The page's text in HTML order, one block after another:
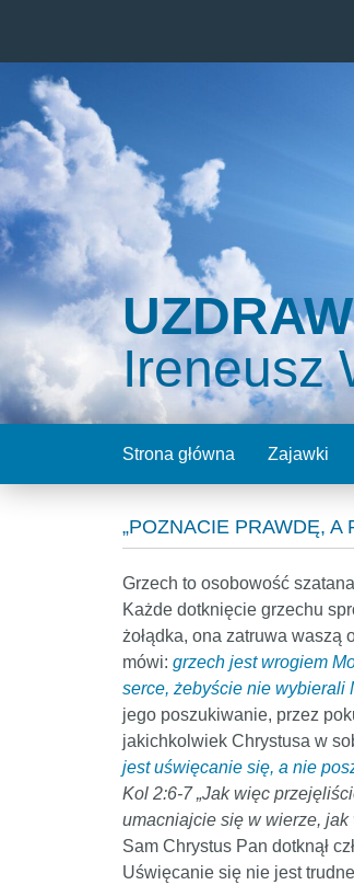
Ireneusz
Strona główna Zajawki
„POZNACIE PRAWDĘ, A
Grzech to osobowość
Każde dotknięcie grzechu
żołądka, ona zatruwa
mówi: grzech jest wrogiem
serce, żebyście nie wybierali
jego poszukiwanie, przez
jakichkolwiek Chrystusa w
jest uświęcanie się, a nie
Kol 2:6-7 „Jak więc
umacniajcie się w wierze, jak
Sam Chrystus Pan dotknął
Uświęcanie się nie jest